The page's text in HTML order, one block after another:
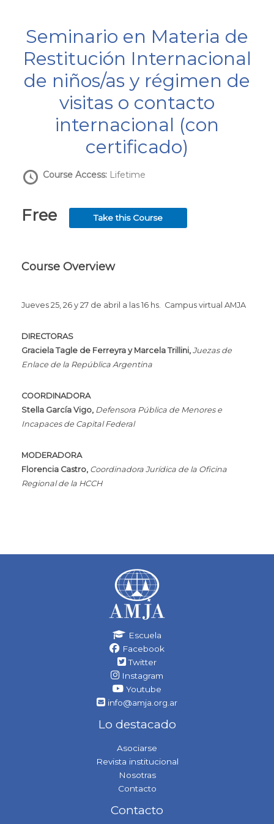
Seminario en Materia de
Restitución Internacional
de niños/as y régimen de
visitas o contacto
internacional (con
certificado)
Course Access: Lifetime
Free Take this Course
Course Overview
Jueves 25, 26 y 27 de abril a las 16 hs. Campus virtual AMJA
DIRECTORAS
Graciela Tagle de Ferreyra y Marcela Trillini, Juezas de
Enlace de la República Argentina
COORDINADORA
Stella García Vigo, Defensora Pública de Menores e
Incapaces de Capital Federal
MODERADORA
Florencia Castro, Coordinadora Jurídica de la Oficina
Regional de la HCCH
Escuela
Facebook
Twitter
Instagram
Youtube
info@amja.org.ar
Lo destacado
Asociarse
Revista institucional
Nosotras
Contacto
Contacto